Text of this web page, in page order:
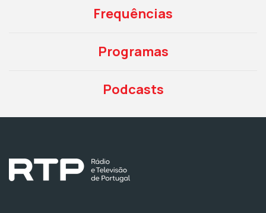
Frequências
Programas
Podcasts